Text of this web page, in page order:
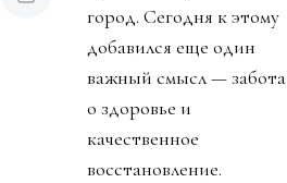
город. Сегодня к этому
добавился еще один
важный смысл — забота
о здоровье и
качественное
восстановление.